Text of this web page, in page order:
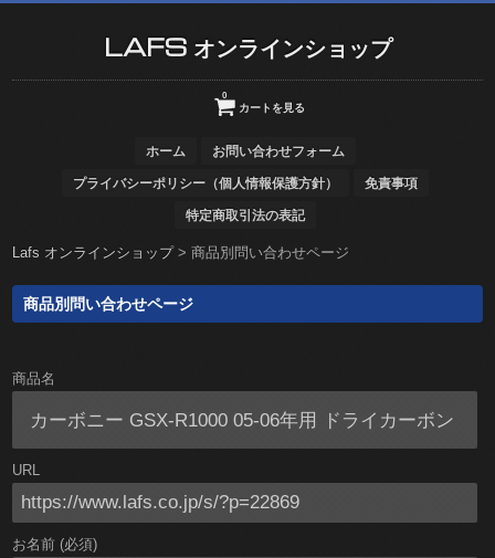
LAFS オンラインショップ
カートを見る
0
ホーム お問い合わせフォーム
プライバシーポリシー（個人情報保護方針） 免責事項
特定商取引法の表記
Lafs オンラインショップ>商品別問い合わせページ
商品別問い合わせページ
商品名
URL
お名前 (必須)